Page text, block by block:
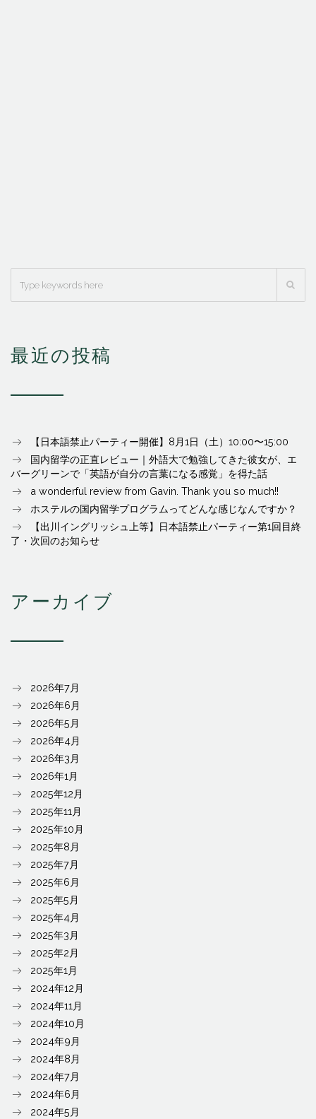
最近の投稿
【日本語禁止パーティー開催】8月1日（土）10:00〜15:00
国内留学の正直レビュー｜外語大で勉強してきた彼女が、エ
バーグリーンで「英語が自分の言葉になる感覚」を得た話
a wonderful review from Gavin. Thank you so much!!
ホステルの国内留学プログラムってどんな感じなんですか？
【出川イングリッシュ上等】日本語禁止パーティー第1回目終
了・次回のお知らせ
アーカイブ
2026年7月
2026年6月
2026年5月
2026年4月
2026年3月
2026年1月
2025年12月
2025年11月
2025年10月
2025年8月
2025年7月
2025年6月
2025年5月
2025年4月
2025年3月
2025年2月
2025年1月
2024年12月
2024年11月
2024年10月
2024年9月
2024年8月
2024年7月
2024年6月
2024年5月